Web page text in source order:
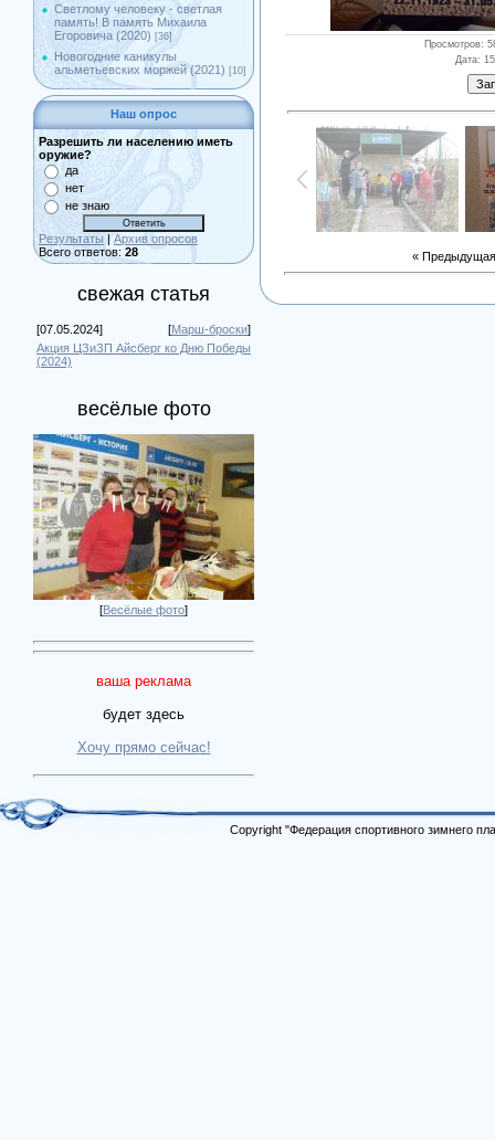
Светлому человеку - светлая
память! В память Михаила
Егоровича (2020) [36]
Новогодние каникулы
альметьевских моржей (2021) [10]
Наш опрос
Разрешить ли населению иметь
оружие?
да
нет
не знаю
Результаты | Архив опросов
Всего ответов: 28
свежая статья
[07.05.2024] [Марш-броски]
Акция ЦЗиЗП Айсберг ко Дню Победы
(2024)
весёлые фото
[Весёлые фото]
ваша реклама
будет здесь
Хочу прямо сейчас!
Просмотров:
Дата:
« Предыдущая
Copyright "Федерация спортивного зимнего